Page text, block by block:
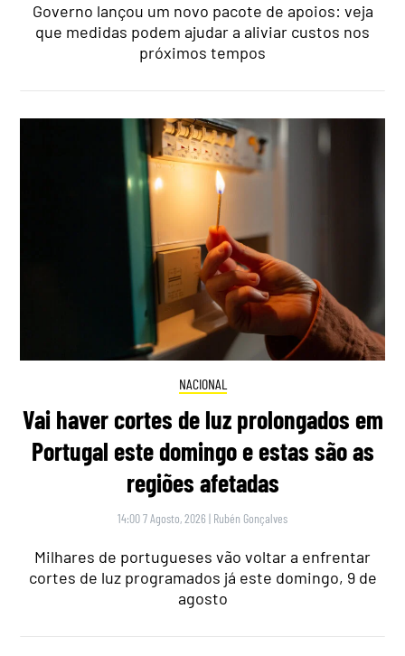
Governo lançou um novo pacote de apoios: veja
que medidas podem ajudar a aliviar custos nos
próximos tempos
NACIONAL
Vai haver cortes de luz prolongados em
Portugal este domingo e estas são as
regiões afetadas
14:00 7 Agosto, 2026 | Rubén Gonçalves
Milhares de portugueses vão voltar a enfrentar
cortes de luz programados já este domingo, 9 de
agosto